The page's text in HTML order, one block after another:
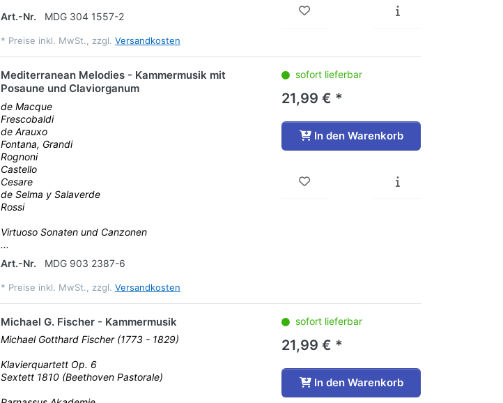
Art.-Nr. MDG 304 1557-2
* Preise inkl. MwSt., zzgl. Versandkosten
Mediterranean Melodies - Kammermusik mit
Posaune und Claviorganum
de Macque
Frescobaldi
de Arauxo
Fontana, Grandi
Rognoni
Castello
Cesare
de Selma y Salaverde
Rossi
Virtuoso Sonaten und Canzonen
...
Art.-Nr.
MDG 903 2387-6
* Preise inkl. MwSt., zzgl. Versandkosten
sofort lieferbar
21,99 € *
In den Warenkorb
Michael G. Fischer - Kammermusik
Michael Gotthard Fischer (1773 - 1829)
Klavierquartett Op. 6
Sextett 1810 (Beethoven Pastorale)
sofort lieferbar
21,99 € *
In den Warenkorb